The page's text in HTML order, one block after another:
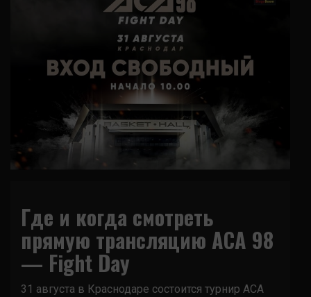
Где и когда смотреть
прямую трансляцию ACA 98
— Fight Day
31 августа в Краснодаре состоится турнир АСА